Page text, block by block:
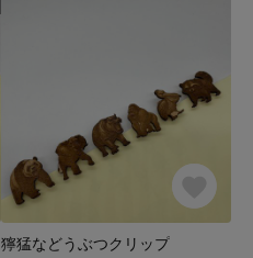
獰猛などうぶつクリップ